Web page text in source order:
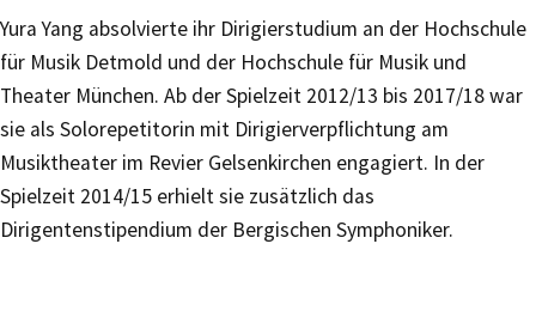
Yura Yang absolvierte ihr Dirigierstudium an der Hochschule
für Musik Detmold und der Hochschule für Musik und
Theater München. Ab der Spielzeit 2012/13 bis 2017/18 war
sie als Solorepetitorin mit Dirigierverpflichtung am
Musiktheater im Revier Gelsenkirchen engagiert. In der
Spielzeit 2014/15 erhielt sie zusätzlich das
Dirigentenstipendium der Bergischen Symphoniker.